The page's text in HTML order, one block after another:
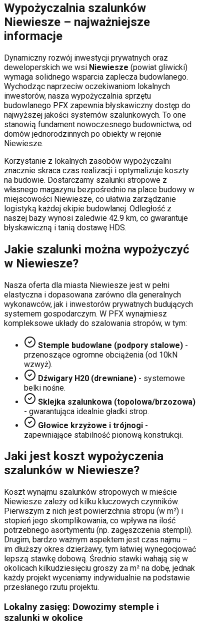
Wypożyczalnia szalunków
Niewiesze – najważniejsze
informacje
Dynamiczny rozwój inwestycji prywatnych oraz
deweloperskich we wsi Niewiesze (powiat gliwicki)
wymaga solidnego wsparcia zaplecza budowlanego.
Wychodząc naprzeciw oczekiwaniom lokalnych
inwestorów, nasza wypożyczalnia sprzętu
budowlanego PFX zapewnia błyskawiczny dostęp do
najwyższej jakości systemów szalunkowych. To one
stanowią fundament nowoczesnego budownictwa, od
domów jednorodzinnych po obiekty w rejonie
Niewiesze.
Korzystanie z lokalnych zasobów wypożyczalni
znacznie skraca czas realizacji i optymalizuje koszty
na budowie. Dostarczamy szalunki stropowe z
własnego magazynu bezpośrednio na place budowy w
miejscowości Niewiesze, co ułatwia zarządzanie
logistyką każdej ekipie budowlanej. Odległość z
naszej bazy wynosi zaledwie 42.9 km, co gwarantuje
błyskawiczną i tanią dostawę HDS.
Jakie szalunki można wypożyczyć
w Niewiesze?
Nasza oferta dla miasta Niewiesze jest w pełni
elastyczna i dopasowana zarówno dla generalnych
wykonawców, jak i inwestorów prywatnych budujących
systemem gospodarczym. W PFX wynajmiesz
kompleksowe układy do szalowania stropów, w tym:
Stemple budowlane (podpory stalowe) -
przenoszące ogromne obciążenia (od 10kN
wzwyż).
Dźwigary H20 (drewniane) - systemowe
belki nośne.
Sklejka szalunkowa (topolowa/brzozowa)
- gwarantująca idealnie gładki strop.
Głowice krzyżowe i trójnogi -
zapewniające stabilność pionową konstrukcji.
Jaki jest koszt wypożyczenia
szalunków w Niewiesze?
Koszt wynajmu szalunków stropowych w mieście
Niewiesze zależy od kilku kluczowych czynników.
Pierwszym z nich jest powierzchnia stropu (w m²) i
stopień jego skomplikowania, co wpływa na ilość
potrzebnego asortymentu (np. zagęszczenia stempli).
Drugim, bardzo ważnym aspektem jest czas najmu –
im dłuższy okres dzierżawy, tym łatwiej wynegocjować
lepszą stawkę dobową. Średnio stawki wahają się w
okolicach kilkudziesięciu groszy za m² na dobę, jednak
każdy projekt wyceniamy indywidualnie na podstawie
przesłanego rzutu projektu.
Lokalny zasięg: Dowozimy stemple i
szalunki w okolice